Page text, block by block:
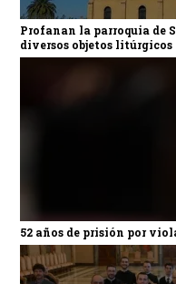
Profanan la parroquia de
diversos objetos litúrgicos
52 años de prisión por